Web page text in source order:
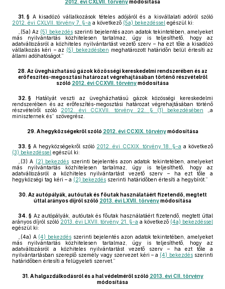
2012. évi CXLVII. törvénymódosítása
31. § A kisadózó vállalkozások tételes adójáról és a kisvállalati adóról szóló
2012. évi CXLVII. törvény 7. §-a a következő (5a) bekezdéssel egészül ki:
„(5a) Az (5) bekezdésszerinti bejelentés azon adatok tekintetében, amelyeket
más nyilvántartás közhitelesen tartalmaz, úgy is teljesíthető, hogy az
adatváltozásról a közhiteles nyilvántartást vezető szerv – ha ezt tőle a kisadózó
vállalkozás kéri – az (5) bekezdésben meghatározott határidőn belül értesíti az
állami adóhatóságot.”
28. Az üvegházhatású gázok közösségi kereskedelmi rendszerében és az
erőfeszítés-megosztási határozat végrehajtásában történő részvételről
szóló 2012. évi CCXVII. törvénymódosítása
32. § Hatályát veszti az üvegházhatású gázok közösségi kereskedelmi
rendszerében és az erőfeszítés-megosztási határozat végrehajtásában történő
részvételről szóló 2012. évi CCXVII. törvény 22. § (1) bekezdésében „a
miniszternek és” szövegrész.
29. A hegyközségekről szóló 2012. évi CCXIX. törvénymódosítása
33. § A hegyközségekről szóló 2012. évi CCXIX. törvény 18. §-a a következő
(3) bekezdéssel egészül ki:
„(3) A (2) bekezdés szerinti bejelentés azon adatok tekintetében, amelyeket
más nyilvántartás közhitelesen tartalmaz, úgy is teljesíthető, hogy az
adatváltozásról a közhiteles nyilvántartást vezető szerv – ha ezt tőle a
hegyközségi tag kéri – a (2) bekezdés szerinti határidőben értesíti a hegybírót.”
30. Az autópályák, autóutak és főutak használatáért fizetendő, megtett
úttal arányos díjról szóló 2013. évi LXVII. törvénymódosítása
34. § Az autópályák, autóutak és főutak használatáért fizetendő, megtett úttal
arányos díjról szóló 2013. évi LXVII. törvény 21. §-a a következő (4a) bekezdéssel
egészül ki:
„(4a) A (4) bekezdés szerinti bejelentés azon adatok tekintetében, amelyeket
más nyilvántartás közhitelesen tartalmaz, úgy is teljesíthető, hogy az
adatváltozásról a közhiteles nyilvántartást vezető szerv – ha ezt tőle a
nyilvántartásban szereplő személy vagy szervezet kéri – a (4) bekezdésszerinti
határidőben értesíti a felügyeleti szervet.”
31. A halgazdálkodásról és a hal védelméről szóló 2013. évi CII. törvény
módosítása